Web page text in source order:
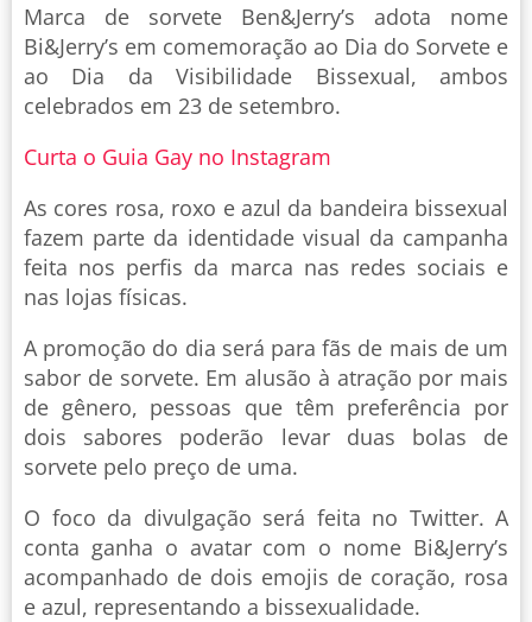
Marca de sorvete Ben&Jerry’s adota nome
Bi&Jerry’s em comemoração ao Dia do Sorvete e
ao Dia da Visibilidade Bissexual, ambos
celebrados em 23 de setembro.
Curta o Guia Gay no Instagram
As cores rosa, roxo e azul da bandeira bissexual
fazem parte da identidade visual da campanha
feita nos perfis da marca nas redes sociais e
nas lojas físicas.
A promoção do dia será para fãs de mais de um
sabor de sorvete. Em alusão à atração por mais
de gênero, pessoas que têm preferência por
dois sabores poderão levar duas bolas de
sorvete pelo preço de uma.
O foco da divulgação será feita no Twitter. A
conta ganha o avatar com o nome Bi&Jerry’s
acompanhado de dois emojis de coração, rosa
e azul, representando a bissexualidade.